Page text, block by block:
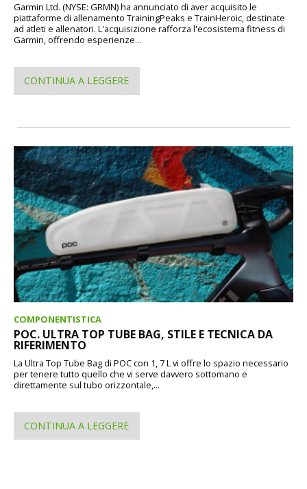
Garmin Ltd. (NYSE: GRMN) ha annunciato di aver acquisito le
piattaforme di allenamento TrainingPeaks e TrainHeroic, destinate
ad atleti e allenatori. L'acquisizione rafforza l'ecosistema fitness di
Garmin, offrendo esperienze...
CONTINUA A LEGGERE
COMPONENTISTICA
POC. ULTRA TOP TUBE BAG, STILE E TECNICA DA
RIFERIMENTO
La Ultra Top Tube Bag di POC con 1, 7 L vi offre lo spazio necessario
per tenere tutto quello che vi serve davvero sottomano e
direttamente sul tubo orizzontale,...
CONTINUA A LEGGERE